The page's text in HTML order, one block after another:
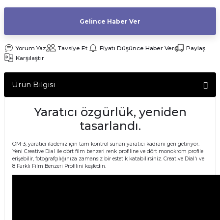
Gelince Haber Ver
Yorum Yaz Tavsiye Et Fiyatı Düşünce Haber Ver
Paylaş
Karşılaştır
Ürün Bilgisi
Yaratıcı özgürlük, yeniden
tasarlandı.
OM-3, yaratıcı ifadeniz için tam kontrol sunan yaratıcı kadranı geri getiriyor.
Yeni Creative Dial ile dört film benzeri renk profiline ve dört monokrom profile
erişebilir, fotoğrafçılığınıza zamansız bir estetik katabilirsiniz. Creative Dial'ı ve
8 Farklı Film Benzeri Profilini keşfedin.